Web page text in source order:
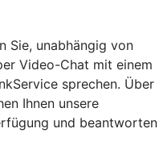
Sie, unabhängig von
Video-Chat mit einem
sprechen. Über
Ihnen unsere
und beantworten